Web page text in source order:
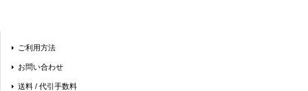
ご利用方法
お問い合わせ
送料 / 代引手数料